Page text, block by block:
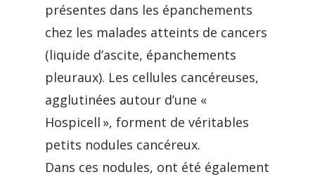
présentes dans les épanchements
chez les malades atteints de cancers
(liquide d’ascite, épanchements
pleuraux). Les cellules cancéreuses,
agglutinées autour d’une «
Hospicell », forment de véritables
petits nodules cancéreux.
Dans ces nodules, ont été également